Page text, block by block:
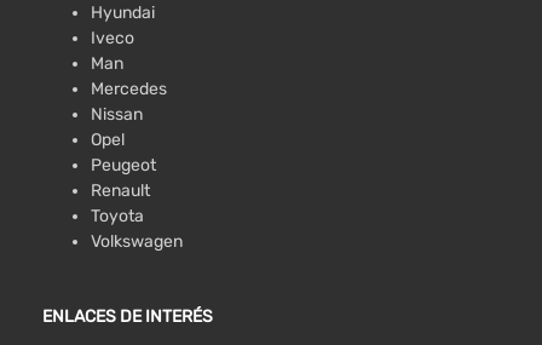
Hyundai
Iveco
Man
Mercedes
Nissan
Opel
Peugeot
Renault
Toyota
Volkswagen
ENLACES DE INTERÉS